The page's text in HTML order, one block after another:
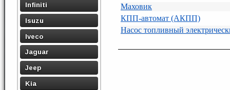
Infiniti
Isuzu
Iveco
Jaguar
Jeep
Kia
Маховик
КПП-автомат (АКПП)
Насос топливный